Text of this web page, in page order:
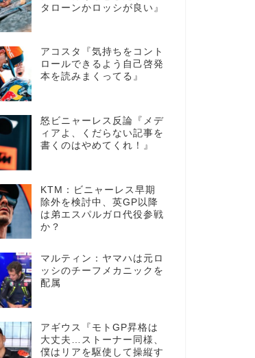
タローンかロッシが良い』
アコスタ『気持ちをコント
ロールできるよう自己啓発
本を読みまくってる』
怒ビニャーレス反論『メデ
ィアよ、くだらない記事を
書くのはやめてくれ！』
KTM：ビニャーレス早期
除外を検討中、英GP以降
は弟エスパルガロ代役参戦
か？
マルティン：ヤマハは元ロ
ッシのチーフメカニックを
配属
アギウス『モトGP昇格は
大丈夫…ストーナー同様、
僕はリアを駆使して操縦す